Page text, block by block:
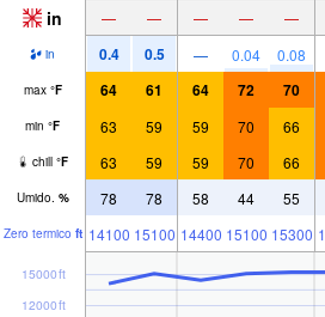
in — — — — —
in 0.4 0.5 — 0.04 0.08
max °F 64 61 64 72 70
min °F 63 59 59 70 66
chill °F 63 59 59 70 66
Umido. % 78 78 58 44 55
Zero termico ft 14100 15100 14400 15100 15300
12000ft
15000ft